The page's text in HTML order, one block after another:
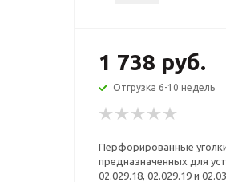
1 738 руб.
Отгрузка 6-10 недель
Перфорированные
предназначенных для
02.029.18, 02.029.19 и